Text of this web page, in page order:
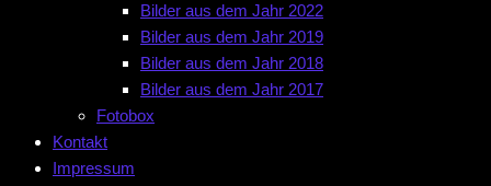
Bilder aus dem Jahr 2022
Bilder aus dem Jahr 2019
Bilder aus dem Jahr 2018
Bilder aus dem Jahr 2017
Fotobox
Kontakt
Impressum